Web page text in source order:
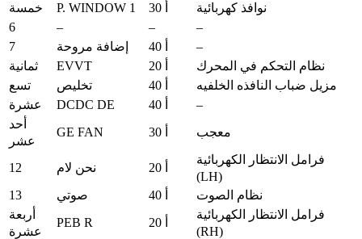
خمسة
P. WINDOW 1
نوافذ كهربائية
6
– –
–
7
إضافة مروحة
–
ثمانية
EVVT
نظام التحكم في المحرك
تسع
تخليص
مزيل ضباب النافذه الخلفيه
عشرة
DCDC DE
–
أحد
عشر
GE FAN معجب
12 نحن لام
فرامل الانتظار الكهربائية
(LH)
13
صوتي
نظام الصوت
أربعة
عشرة
PEB R
فرامل الانتظار الكهربائية
(RH)